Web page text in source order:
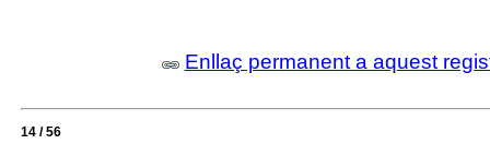
Enllaç permanent a aquest
14 / 56